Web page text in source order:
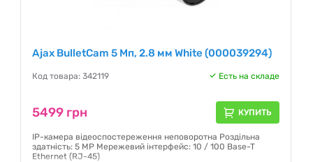
Ajax BulletCam 5 Мп, 2.8 мм White (000039294)
Код товара: 342119 Есть на складе
5499 грн КУПИТЬ
IP-камера відеоспостереження неповоротна Роздільна
здатність: 5 MP Мережевий інтерфейс: 10 / 100 Base-T
Ethernet (RJ-45)